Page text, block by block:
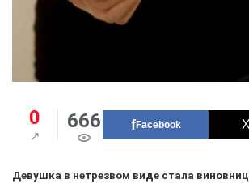
0 666 Facebook
Девушка в нетрезвом виде стала